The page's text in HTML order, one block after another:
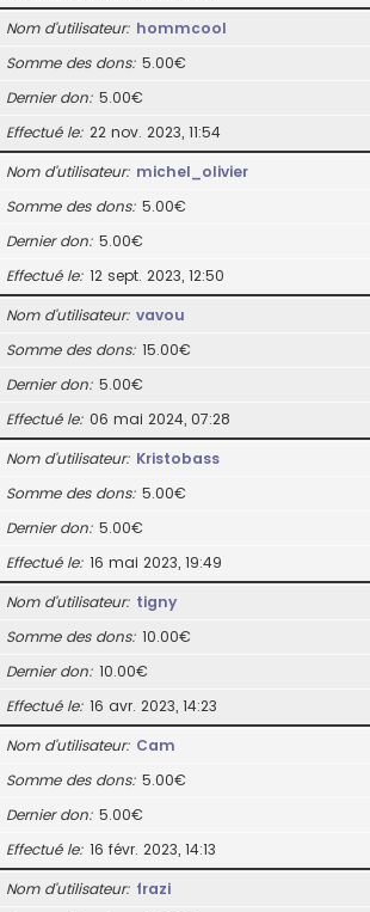
Nom d’utilisateur hommcool
Somme des dons 5.00€
Dernier don 5.00€
Effectué le 22 nov. 2023, 11:54
Nom d’utilisateur michel_olivier
Somme des dons 5.00€
Dernier don 5.00€
Effectué le 12 sept. 2023, 12:50
Nom d’utilisateur vavou
Somme des dons 15.00€
Dernier don 5.00€
Effectué le 06 mai 2024, 07:28
Nom d’utilisateur Kristobass
Somme des dons 5.00€
Dernier don 5.00€
Effectué le 16 mai 2023, 19:49
Nom d’utilisateur tigny
Somme des dons 10.00€
Dernier don 10.00€
Effectué le 16 avr. 2023, 14:23
Nom d’utilisateur Cam
Somme des dons 5.00€
Dernier don 5.00€
Effectué le 16 févr. 2023, 14:13
Nom d’utilisateur frazi